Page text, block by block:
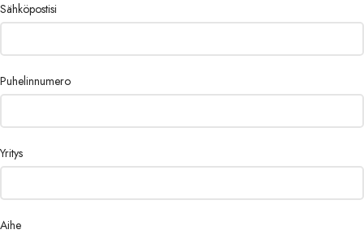
Sähköpostisi
Puhelinnumero
Yritys
Aihe